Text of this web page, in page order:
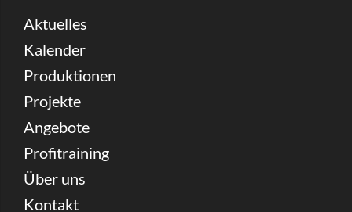
Aktuelles
Kalender
Produktionen
Projekte
Angebote
Profitraining
Über uns
Kontakt